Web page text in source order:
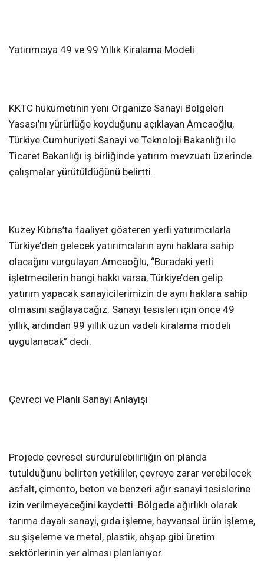
Yatırımcıya 49 ve 99 Yıllık Kiralama Modeli
KKTC hükümetinin yeni Organize Sanayi Bölgeleri
Yasası’nı yürürlüğe koyduğunu açıklayan Amcaoğlu,
Türkiye Cumhuriyeti Sanayi ve Teknoloji Bakanlığı ile
Ticaret Bakanlığı iş birliğinde yatırım mevzuatı üzerinde
çalışmalar yürütüldüğünü belirtti.
Kuzey Kıbrıs’ta faaliyet gösteren yerli yatırımcılarla
Türkiye’den gelecek yatırımcıların aynı haklara sahip
olacağını vurgulayan Amcaoğlu, “Buradaki yerli
işletmecilerin hangi hakkı varsa, Türkiye’den gelip
yatırım yapacak sanayicilerimizin de aynı haklara sahip
olmasını sağlayacağız. Sanayi tesisleri için önce 49
yıllık, ardından 99 yıllık uzun vadeli kiralama modeli
uygulanacak” dedi.
Çevreci ve Planlı Sanayi Anlayışı
Projede çevresel sürdürülebilirliğin ön planda
tutulduğunu belirten yetkililer, çevreye zarar verebilecek
asfalt, çimento, beton ve benzeri ağır sanayi tesislerine
izin verilmeyeceğini kaydetti. Bölgede ağırlıklı olarak
tarıma dayalı sanayi, gıda işleme, hayvansal ürün işleme,
su şişeleme ve metal, plastik, ahşap gibi üretim
sektörlerinin yer alması planlanıyor.